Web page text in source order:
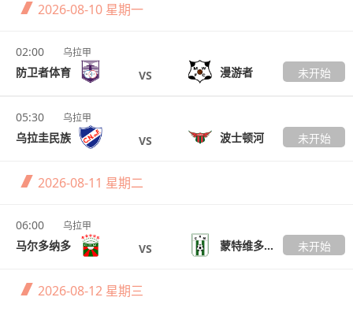
2026-08-10 星期一
02:00 乌拉甲
防卫者体育 VS 漫游者 未开始
05:30 乌拉甲
乌拉圭民族 VS 波士顿河 未开始
2026-08-11 星期二
06:00 乌拉甲
马尔多纳多 VS 蒙特维多竞技 未开始
2026-08-12 星期三